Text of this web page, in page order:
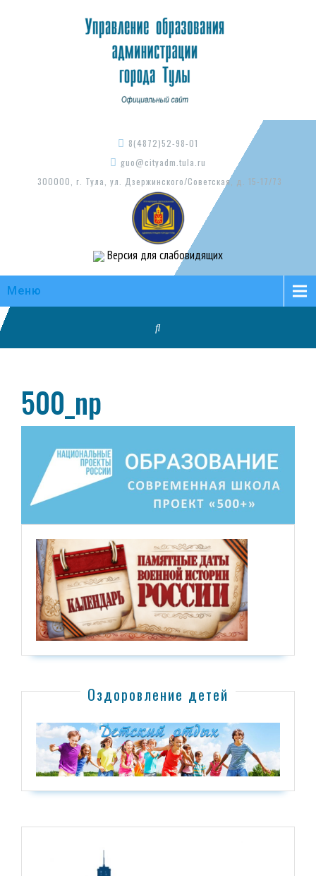
8(4872)52-98-01
guo@cityadm.tula.ru
300000, г. Тула, ул. Дзержинского/Советская, д. 15-17/73
Версия для слабовидящих
Меню
500_np
Оздоровление детей